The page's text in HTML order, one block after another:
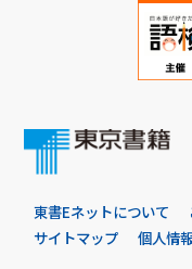
東書Eネットについて
サイトマップ
個人情